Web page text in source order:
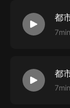
都
7min
都
7min